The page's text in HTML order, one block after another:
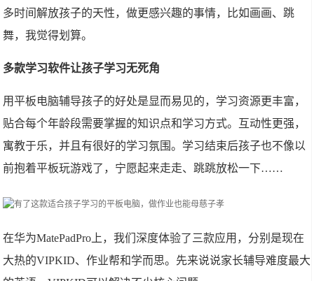
多时间解放孩子的天性，做更感兴趣的事情，比如画画、跳
舞，我觉得划算。
多款学习软件让孩子学习无死角
用平板电脑辅导孩子的好处是显而易见的，学习资源更丰富，
贴合每个年龄段需要掌握的知识点和学习方式。互动性更强，
寓教于乐，并且有很好的学习氛围。学习结束后孩子也不像以
前抱着平板玩游戏了，宁愿起来走走、跳跳放松一下……
在华为MatePadPro上，我们深度体验了三款应用，分别是现在
大热的VIPKID、作业帮和学而思。先来说说家长辅导难度最大